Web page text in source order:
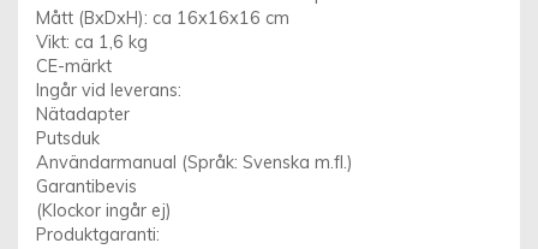
Mått (BxDxH): ca 16x16x16 cm
Vikt: ca 1,6 kg
CE-märkt
Ingår vid leverans:
Nätadapter
Putsduk
Användarmanual (Språk: Svenska m.fl.)
Garantibevis
(Klockor ingår ej)
Produktgaranti: